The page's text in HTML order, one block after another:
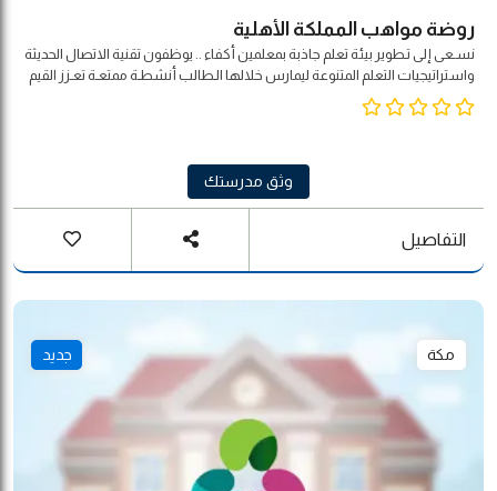
روضة مواهب المملكة الأهلية
نسـعى إلى تـطوير بيئة تعلم جاذبة بمعلمين أكفاء .. يوظفون تقنية الاتصال الحديثة
واستراتيجيات التعلم المتنوعة ليمارس خلالها الـطالب أنشطـة ممتعـة تعـزز القيم
الأصيلة وتحـترم التـنـوع الثقافي لـبـنـاء شخـصـيته المتـكاملة بمـشاركة مجـتـمـعـيـة
وفـق مـؤشـرات الـجـودة العالمية .
وثق مدرستك
التفاصيل
مكة جديد